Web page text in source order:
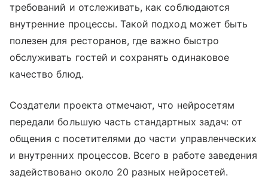
требований и отслеживать, как соблюдаются
внутренние процессы. Такой подход может быть
полезен для ресторанов, где важно быстро
обслуживать гостей и сохранять одинаковое
качество блюд.
Создатели проекта отмечают, что нейросетям
передали большую часть стандартных задач: от
общения с посетителями до части управленческих
и внутренних процессов. Всего в работе заведения
задействовано около 20 разных нейросетей.